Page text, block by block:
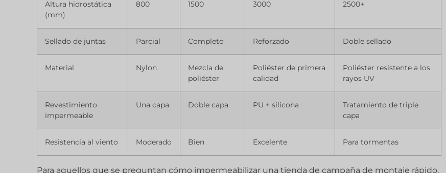
(mm)
Sellado de juntas Parcial Completo Reforzado Doble sellado
Material Nylon
Mezcla de
poliéster
Poliéster de primera
calidad
Poliéster resistente a los
rayos UV
Revestimiento
impermeable
Una capa Doble capa PU + silicona
Tratamiento de triple
capa
Resistencia al viento Moderado Bien Excelente Para tormentas
Para aquellos que se preguntan cómo impermeabilizar una tienda de campaña de montaje rápido,